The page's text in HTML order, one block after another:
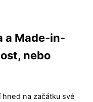
a Made-in-
nebo
hned na začátku své